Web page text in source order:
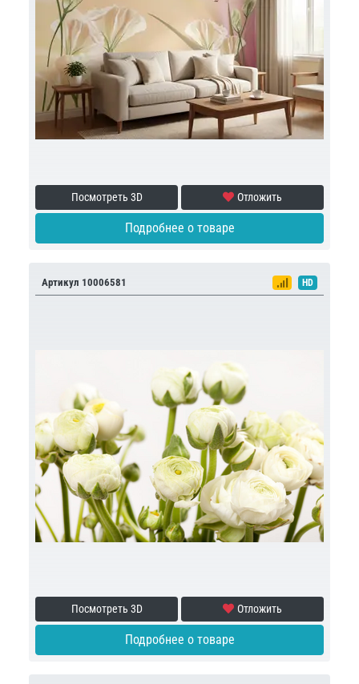
Посмотреть 3D Отложить
Подробнее о товаре
Артикул 10006581 HD
Посмотреть 3D Отложить
Подробнее о товаре